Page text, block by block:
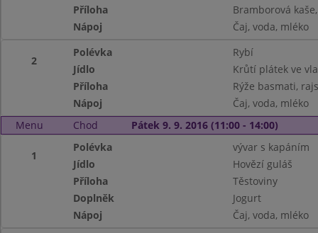
Příloha
Bramborová
Nápoj
Čaj, voda, mléko
2
Polévka
Rybí
Jídlo
Krůtí plátek ve
Příloha
Rýže basmati,
Nápoj
Čaj, voda, mléko
Menu
Chod Pátek 9. 9. 2016 (11:00 - 14:00)
1
Polévka
vývar s kapáním
Jídlo
Hovězí guláš
Příloha
Těstoviny
Doplněk
Jogurt
Nápoj
Čaj, voda, mléko